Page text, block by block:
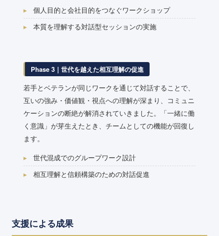
個人目的と会社目的をつなぐワークショップ
本質を理解する対話型セッションの実施
Phase 3｜世代を越えた相互理解の促進
若手とベテランが同じワークを通じて対話することで、
互いの強み・価値観・視点への理解が深まり、コミュニ
ケーションの断絶が解消されていきました。「一緒に働
く意識」が芽生えたとき、チームとしての機能が回復し
ます。
世代混成でのグループワーク設計
相互理解と信頼構築のための対話促進
支援による成果